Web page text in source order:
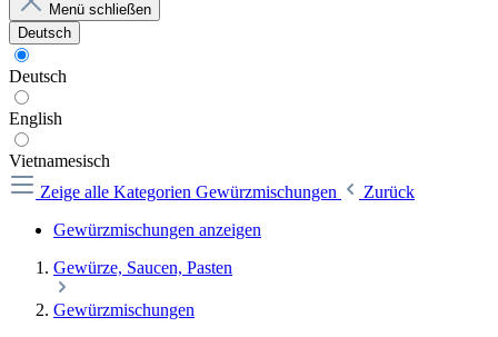
Menü schließen
Deutsch
Deutsch
English
Vietnamesisch
Zeige alle Kategorien Gewürzmischungen
Zurück
Gewürzmischungen anzeigen
Gewürze, Saucen, Pasten
Gewürzmischungen